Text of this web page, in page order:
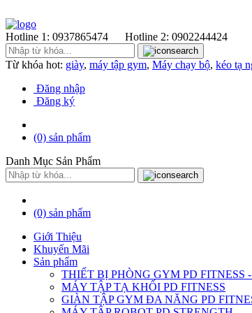
Hotline 1: 0937865474 Hotline 2: 0902244424
Từ khóa hot: giày, máy tập gym, Máy chạy bộ, kéo tạ
Đăng nhập
Đăng ký
(0) sản phẩm
Danh Mục Sản Phẩm
(0) sản phẩm
Giới Thiệu
Khuyến Mãi
Sản phẩm
THIẾT BỊ PHÒNG GYM PD FITNESS
MÁY TẬP TẠ KHỐI PD FITNESS
GIÀN TẬP GYM ĐA NĂNG PD